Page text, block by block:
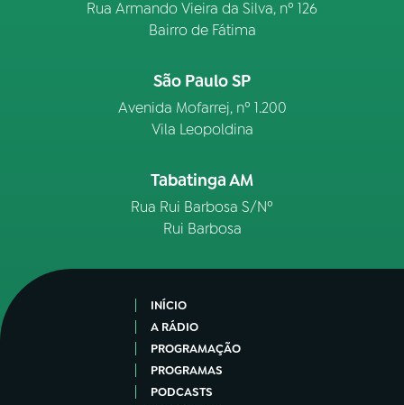
Rua Armando Vieira da Silva, nº 126
Bairro de Fátima
São Paulo SP
Avenida Mofarrej, nº 1.200
Vila Leopoldina
Tabatinga AM
Rua Rui Barbosa S/Nº
Rui Barbosa
INÍCIO
A RÁDIO
PROGRAMAÇÃO
PROGRAMAS
PODCASTS